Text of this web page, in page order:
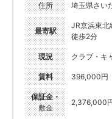
住所 埼玉県さい
最寄駅
JR京浜東北
徒歩2分
現況 クラブ・キ
賃料 396,000円
保証金・
敷金
2,376,000